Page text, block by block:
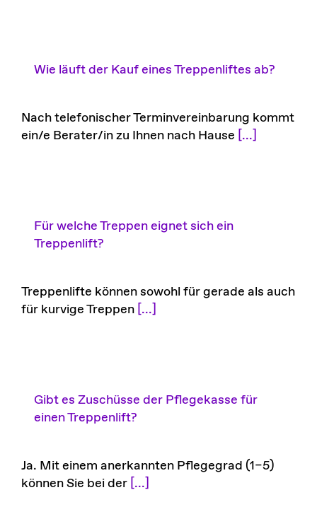
Wie läuft der Kauf eines Treppenliftes ab?
Nach telefonischer Terminvereinbarung kommt
ein/e Berater/in zu Ihnen nach Hause [...]
Für welche Treppen eignet sich ein
Treppenlift?
Treppenlifte können sowohl für gerade als auch
für kurvige Treppen [...]
Gibt es Zuschüsse der Pflegekasse für
einen Treppenlift?
Ja. Mit einem anerkannten Pflegegrad (1–5)
können Sie bei der [...]